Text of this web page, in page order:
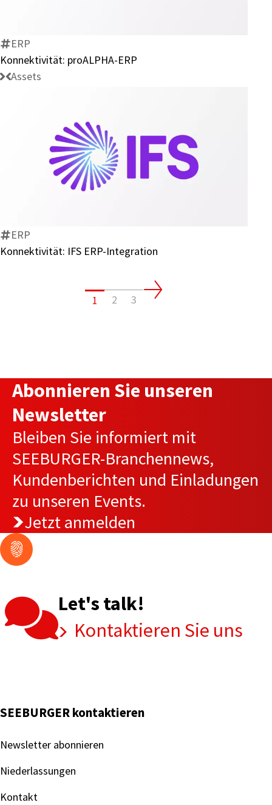
ERP
Konnektivität: proALPHA-ERP
Assets
Konnektivität:
IFS
ERP
Konnektivität: IFS ERP-Integration
1 2 3
Abonnieren Sie unseren
Newsletter
Bleiben Sie informiert mit
SEEBURGER-Branchennews,
Kundenberichten und Einladungen
zu unseren Events.
Jetzt anmelden
Let's talk!
Kontaktieren Sie uns
SEEBURGER kontaktieren
Newsletter abonnieren
Niederlassungen
Kontakt